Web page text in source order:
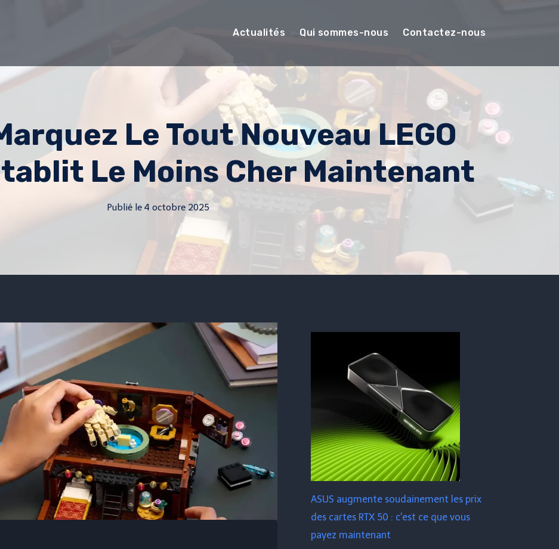
Actualités Qui sommes-nous Contactez-nous
Le Tout Nouveau LEGO
Le Moins Cher Maintenant
Publié le 4 octobre 2025
ASUS augmente soudainement les prix
des cartes RTX 50 : c'est ce que vous
payez maintenant